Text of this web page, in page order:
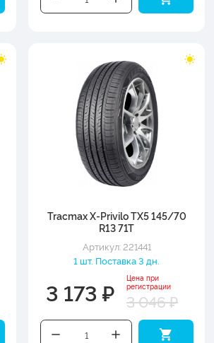
Tracmax X-Privilo TX5 145/70
R13 71T
Артикул: 221441
1 шт. Поставка 3 дн.
3 173 ₽
Цена при
регистрации
3 046 ₽